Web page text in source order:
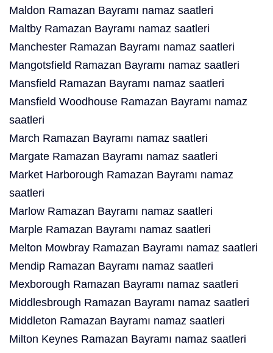
Maldon Ramazan Bayramı namaz saatleri
Maltby Ramazan Bayramı namaz saatleri
Manchester Ramazan Bayramı namaz saatleri
Mangotsfield Ramazan Bayramı namaz saatleri
Mansfield Ramazan Bayramı namaz saatleri
Mansfield Woodhouse Ramazan Bayramı namaz
saatleri
March Ramazan Bayramı namaz saatleri
Margate Ramazan Bayramı namaz saatleri
Market Harborough Ramazan Bayramı namaz
saatleri
Marlow Ramazan Bayramı namaz saatleri
Marple Ramazan Bayramı namaz saatleri
Melton Mowbray Ramazan Bayramı namaz saatleri
Mendip Ramazan Bayramı namaz saatleri
Mexborough Ramazan Bayramı namaz saatleri
Middlesbrough Ramazan Bayramı namaz saatleri
Middleton Ramazan Bayramı namaz saatleri
Milton Keynes Ramazan Bayramı namaz saatleri